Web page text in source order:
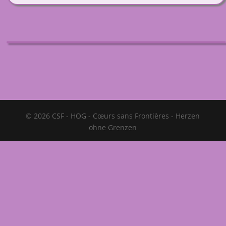
© 2026 CSF - HOG - Cœurs sans Frontières - Herzen
ohne Grenzen